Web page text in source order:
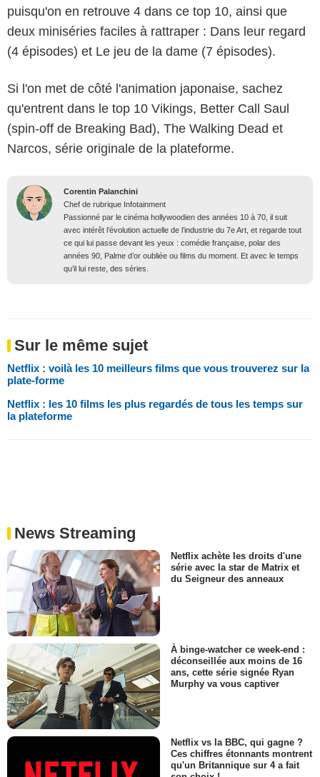
puisqu'on en retrouve 4 dans ce top 10, ainsi que
deux miniséries faciles à rattraper : Dans leur regard
(4 épisodes) et Le jeu de la dame (7 épisodes).
Si l'on met de côté l'animation japonaise, sachez
qu'entrent dans le top 10 Vikings, Better Call Saul
(spin-off de Breaking Bad), The Walking Dead et
Narcos, série originale de la plateforme.
Corentin Palanchini
Chef de rubrique Infotainment
Passionné par le cinéma hollywoodien des années 10 à 70, il suit
avec intérêt l’évolution actuelle de l’industrie du 7e Art, et regarde tout
ce qui lui passe devant les yeux : comédie française, polar des
années 90, Palme d’or oubliée ou films du moment. Et avec le temps
qu’il lui reste, des séries.
Sur le même sujet
Netflix : voilà les 10 meilleurs films que vous trouverez sur la
plate-forme
Netflix : les 10 films les plus regardés de tous les temps sur
la plateforme
News Streaming
Netflix achète les droits d'une
série avec la star de Matrix et
du Seigneur des anneaux
À binge-watcher ce week-end :
déconseillée aux moins de 16
ans, cette série signée Ryan
Murphy va vous captiver
Netflix vs la BBC, qui gagne ?
Ces chiffres étonnants montrent
qu'un Britannique sur 4 a fait